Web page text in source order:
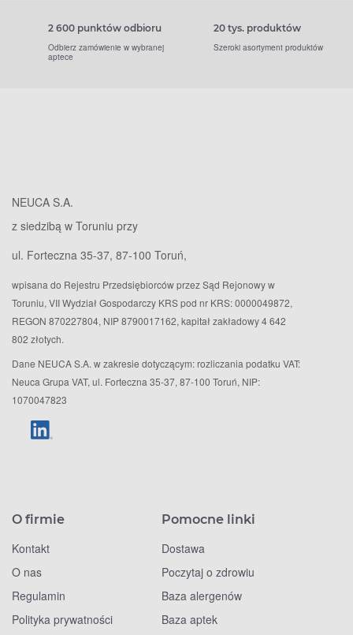
2 600 punktów odbioru
Odbierz zamówienie w wybranej
aptece
20 tys. produktów
Szeroki asortyment produktów
NEUCA S.A.
z siedzibą w Toruniu przy
ul. Forteczna 35-37, 87-100 Toruń,
wpisana do Rejestru Przedsiębiorców przez Sąd Rejonowy w
Toruniu, VII Wydział Gospodarczy KRS pod nr KRS: 0000049872,
REGON 870227804, NIP 8790017162, kapitał zakładowy 4 642
802 złotych.
Dane NEUCA S.A. w zakresie dotyczącym: rozliczania podatku VAT:
Neuca Grupa VAT, ul. Forteczna 35-37, 87-100 Toruń, NIP:
1070047823
O firmie
Kontakt
O nas
Regulamin
Polityka prywatności
Pomocne linki
Dostawa
Poczytaj o zdrowiu
Baza alergenów
Baza aptek